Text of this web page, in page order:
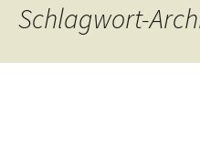
Schlagwort-